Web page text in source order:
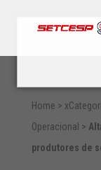
Home >
Operacional >
produtores de